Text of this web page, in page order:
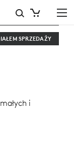
SPRZEDAŻY
i